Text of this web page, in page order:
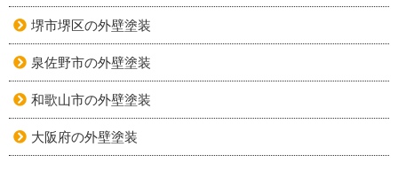
堺市堺区の外壁塗装
泉佐野市の外壁塗装
和歌山市の外壁塗装
大阪府の外壁塗装